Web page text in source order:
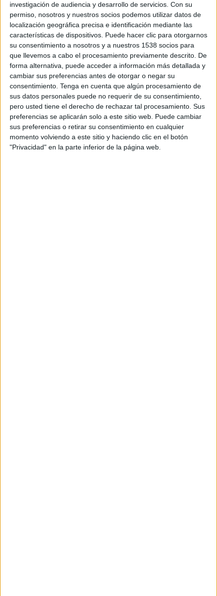
investigación de audiencia y desarrollo de servicios. Con su
permiso, nosotros y nuestros socios podemos utilizar datos de
localización geográfica precisa e identificación mediante las
características de dispositivos. Puede hacer clic para otorgarnos
su consentimiento a nosotros y a nuestros 1538 socios para
que llevemos a cabo el procesamiento previamente descrito. De
forma alternativa, puede acceder a información más detallada y
cambiar sus preferencias antes de otorgar o negar su
consentimiento. Tenga en cuenta que algún procesamiento de
sus datos personales puede no requerir de su consentimiento,
pero usted tiene el derecho de rechazar tal procesamiento. Sus
preferencias se aplicarán solo a este sitio web. Puede cambiar
sus preferencias o retirar su consentimiento en cualquier
momento volviendo a este sitio y haciendo clic en el botón
"Privacidad" en la parte inferior de la página web.
Anteriormente había ocupado los cargos de
product owner en Adgoclick y el cargo de
director de operaciones de la filial española de
Eulerian Technologies. Durante los once años
anteriores, Alex Masip trabajó como consultor
independiente, en las que pudo colaborar con
distintas empresas como Microsoft, Electronic
Arts, Grupo Intercom, MyAlert o Promofarma,
en distintas áreas como SEM, data marketing,
traffic management, analítica web o
implementación de soluciones tecnológicas de
marketing, entre otras.